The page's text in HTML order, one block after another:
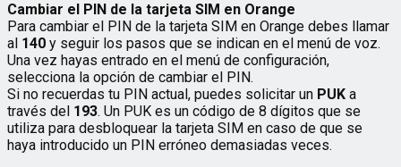
Cambiar el PIN de la tarjeta SIM en Orange
Para cambiar el PIN de la tarjeta SIM en Orange debes llamar
al 140 y seguir los pasos que se indican en el menú de voz.
Una vez hayas entrado en el menú de configuración,
selecciona la opción de cambiar el PIN.
Si no recuerdas tu PIN actual, puedes solicitar un PUK a
través del 193. Un PUK es un código de 8 dígitos que se
utiliza para desbloquear la tarjeta SIM en caso de que se
haya introducido un PIN erróneo demasiadas veces.